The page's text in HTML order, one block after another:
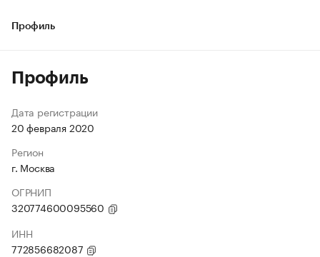
Профиль
Профиль
Дата регистрации
20 февраля 2020
Регион
г. Москва
ОГРНИП
320774600095560
ИНН
772856682087